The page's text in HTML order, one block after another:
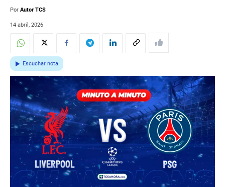
Por Autor TCS
14 abril, 2026
Escuchar nota